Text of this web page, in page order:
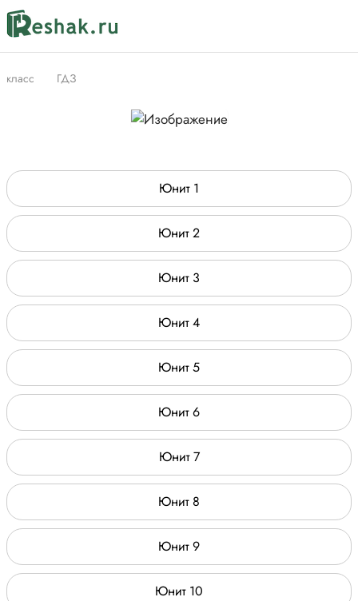
класс ГДЗ
Юнит 1
Юнит 2
Юнит 3
Юнит 4
Юнит 5
Юнит 6
Юнит 7
Юнит 8
Юнит 9
Юнит 10